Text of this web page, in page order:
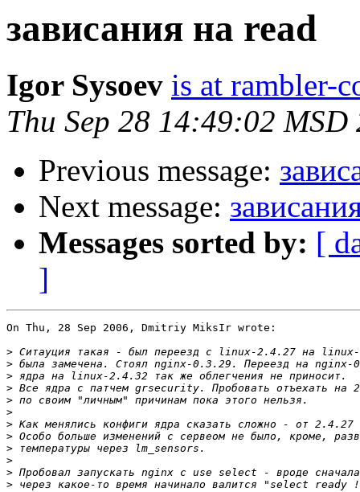
зависания на read
Igor Sysoev is at rambler-
Thu Sep 28 14:49:02 MSD
Previous message:
Next message:
Messages sorted by: [
]
On Thu, 28 Sep 2006, Dmitriy MiksIr wrote:
>
>
>
>
>
>
>
>
>
>
>
>